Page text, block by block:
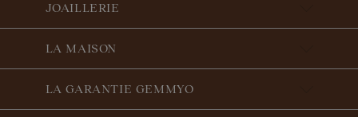
JOAILLERIE
LA MAISON
LA GARANTIE GEMMYO